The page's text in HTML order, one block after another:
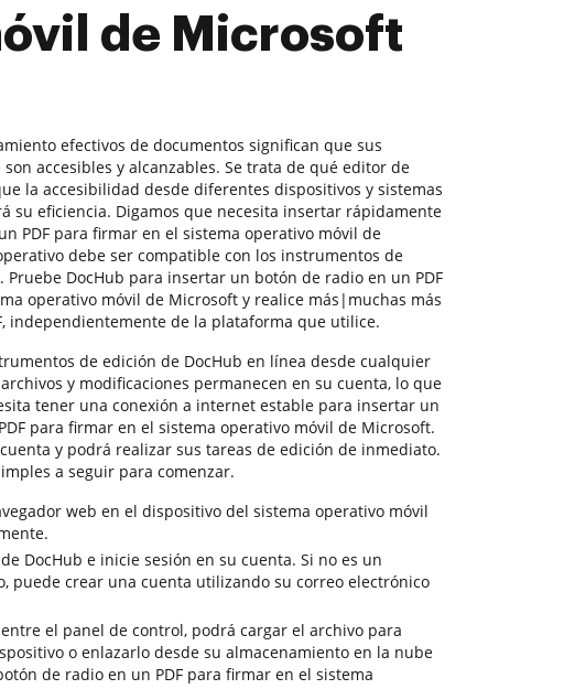
de Microsoft
efectivos de documentos significan que sus
accesibles y alcanzables. Se trata de qué editor de
la accesibilidad desde diferentes dispositivos y sistemas
su eficiencia. Digamos que necesita insertar rápidamente
PDF para firmar en el sistema operativo móvil de
debe ser compatible con los instrumentos de
Pruebe DocHub para insertar un botón de radio en un PDF
operativo móvil de Microsoft y realice más|muchas más
independientemente de la plataforma que utilice.
de edición de DocHub en línea desde cualquier
y modificaciones permanecen en su cuenta, lo que
tener una conexión a internet estable para insertar un
para firmar en el sistema operativo móvil de Microsoft.
y podrá realizar sus tareas de edición de inmediato.
a seguir para comenzar.
web en el dispositivo del sistema operativo móvil
DocHub e inicie sesión en su cuenta. Si no es un
puede crear una cuenta utilizando su correo electrónico
el panel de control, podrá cargar el archivo para
o enlazarlo desde su almacenamiento en la nube
de radio en un PDF para firmar en el sistema